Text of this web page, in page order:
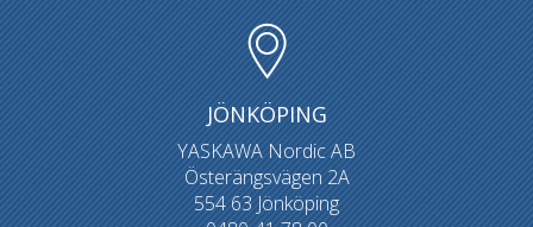
JÖNKÖPING
YASKAWA Nordic AB
Österängsvägen 2A
554 63 Jönköping